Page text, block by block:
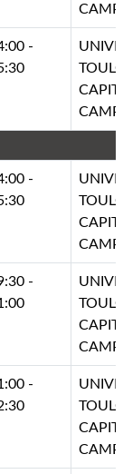
-
-
-
-